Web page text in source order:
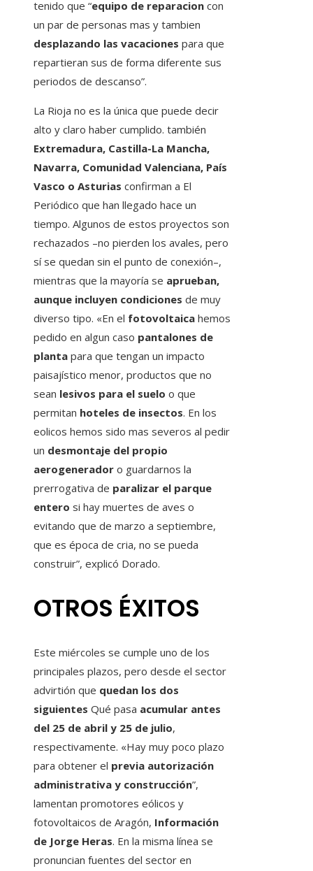
tenido que “equipo de reparacion con
un par de personas mas y tambien
desplazando las vacaciones para que
repartieran sus de forma diferente sus
periodos de descanso”.
La Rioja no es la única que puede decir
alto y claro haber cumplido. también
Extremadura, Castilla-La Mancha,
Navarra, Comunidad Valenciana, País
Vasco o Asturias confirman a El
Periódico que han llegado hace un
tiempo. Algunos de estos proyectos son
rechazados –no pierden los avales, pero
sí se quedan sin el punto de conexión–,
mientras que la mayoría se aprueban,
aunque incluyen condiciones de muy
diverso tipo. «En el fotovoltaica hemos
pedido en algun caso pantalones de
planta para que tengan un impacto
paisajístico menor, productos que no
sean lesivos para el suelo o que
permitan hoteles de insectos. En los
eolicos hemos sido mas severos al pedir
un desmontaje del propio
aerogenerador o guardarnos la
prerrogativa de paralizar el parque
entero si hay muertes de aves o
evitando que de marzo a septiembre,
que es época de cria, no se pueda
construir”, explicó Dorado.
OTROS ÉXITOS
Este miércoles se cumple uno de los
principales plazos, pero desde el sector
advirtión que quedan los dos
siguientes Qué pasa acumular antes
del 25 de abril y 25 de julio,
respectivamente. «Hay muy poco plazo
para obtener el previa autorización
administrativa y construcción”,
lamentan promotores eólicos y
fotovoltaicos de Aragón, Información
de Jorge Heras. En la misma línea se
pronuncian fuentes del sector en